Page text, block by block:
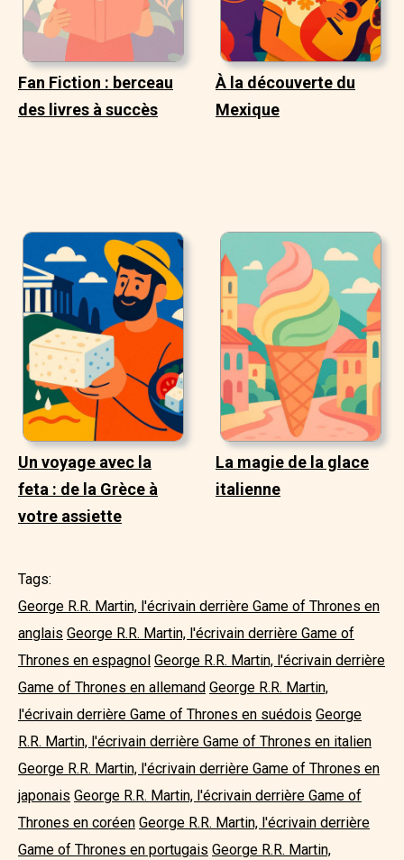
Fan Fiction : berceau
des livres à succès
À la découverte du
Mexique
Un voyage avec la
feta : de la Grèce à
votre assiette
La magie de la glace
italienne
Tags:
George R.R. Martin, l'écrivain derrière Game of Thrones en
anglais George R.R. Martin, l'écrivain derrière Game of
Thrones en espagnol George R.R. Martin, l'écrivain derrière
Game of Thrones en allemand George R.R. Martin,
l'écrivain derrière Game of Thrones en suédois George
R.R. Martin, l'écrivain derrière Game of Thrones en italien
George R.R. Martin, l'écrivain derrière Game of Thrones en
japonais George R.R. Martin, l'écrivain derrière Game of
Thrones en coréen George R.R. Martin, l'écrivain derrière
Game of Thrones en portugais George R.R. Martin,